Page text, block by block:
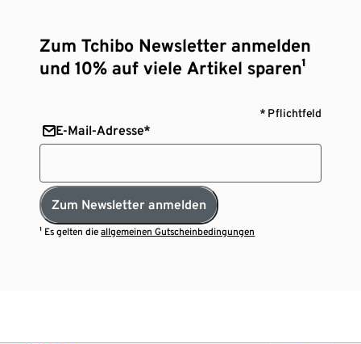
Zum Tchibo Newsletter anmelden
und 10% auf viele Artikel sparen¹
* Pflichtfeld
E-Mail-Adresse*
Zum Newsletter anmelden
¹ Es gelten dieallgemeinen Gutscheinbedingungen